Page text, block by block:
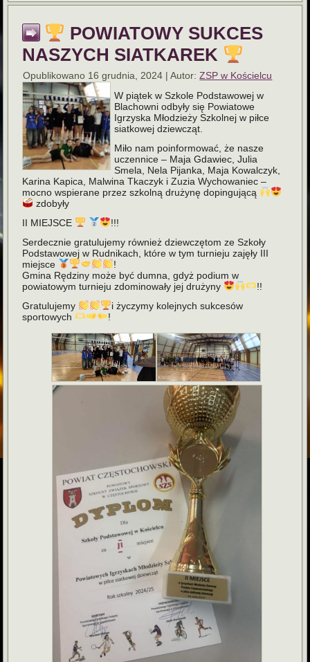
POWIATOWY SUKCES
NASZYCH SIATKAREK
Opublikowano 16 grudnia, 2024 |Autor: ZSP w Kościelcu
W piątek w Szkole Podstawowej w
Blachowni odbyły się Powiatowe
Igrzyska Młodzieży Szkolnej w piłce
siatkowej dziewcząt.
Miło nam poinformować, że nasze
uczennice – Maja Gdawiec, Julia
Smela, Nela Pijanka, Maja Kowalczyk,
Karina Kapica, Malwina Tkaczyk i Zuzia Wychowaniec –
mocno wspierane przez szkolną drużynę dopingującą
zdobyły
II MIEJSCE
!!!
Serdecznie gratulujemy również dziewczętom ze Szkoły
Podstawowej w Rudnikach, które w tym turnieju zajęły III
miejsce
!
Gmina Rędziny może być dumna, gdyż podium w
powiatowym turnieju zdominowały jej drużyny
!!
Gratulujemy
i życzymy kolejnych sukcesów
sportowych
!